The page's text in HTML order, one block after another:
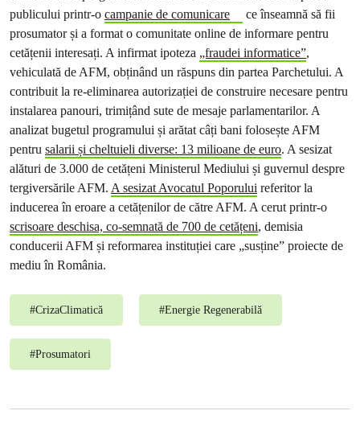
publicului printr-o campanie de comunicare
ce înseamnă să fii
prosumator și a format o comunitate online de informare pentru
cetățenii interesați. A infirmat ipoteza „fraudei informatice”,
vehiculată de AFM, obținând un răspuns din partea Parchetului. A
contribuit la re-eliminarea autorizației de construire necesare pentru
instalarea panouri, trimițând sute de mesaje parlamentarilor. A
analizat bugetul programului și arătat câți bani folosește AFM
pentru salarii și cheltuieli diverse: 13 milioane de euro. A sesizat
alături de 3.000 de cetățeni Ministerul Mediului și guvernul despre
tergiversările AFM. A sesizat Avocatul Poporului referitor la
inducerea în eroare a cetățenilor de către AFM. A cerut printr-o
scrisoare deschisa, co-semnată de 700 de cetățeni, demisia
conducerii AFM și reformarea instituției care „susține” proiecte de
mediu în România.
#CrizaClimatică #Energie Regenerabilă
#Prosumatori